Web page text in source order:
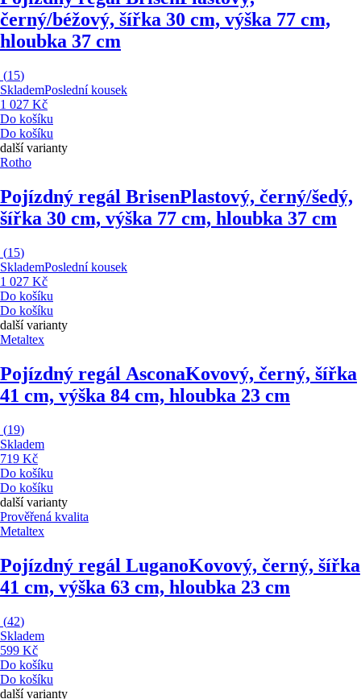
černý/béžový, šířka 30 cm, výška 77 cm,
hloubka 37 cm
(15)
SklademPoslední kousek
1 027 Kč
Do košíku
Do košíku
další varianty
Rotho
Pojízdný regál BrisenPlastový, černý/šedý,
šířka 30 cm, výška 77 cm, hloubka 37 cm
(15)
SklademPoslední kousek
1 027 Kč
Do košíku
Do košíku
další varianty
Metaltex
Pojízdný regál AsconaKovový, černý, šířka
41 cm, výška 84 cm, hloubka 23 cm
(19)
Skladem
719 Kč
Do košíku
Do košíku
další varianty
Prověřená kvalita
Metaltex
Pojízdný regál LuganoKovový, černý, šířka
41 cm, výška 63 cm, hloubka 23 cm
(42)
Skladem
599 Kč
Do košíku
Do košíku
další varianty